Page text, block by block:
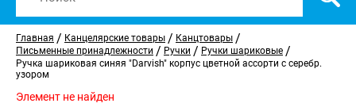
Главная / Канцелярские товары / Канцтовары /
Письменные принадлежности / Ручки / Ручки шариковые /
Ручка шариковая синяя "Darvish" корпус цветной ассорти с серебр.
узором
Элемент не найден